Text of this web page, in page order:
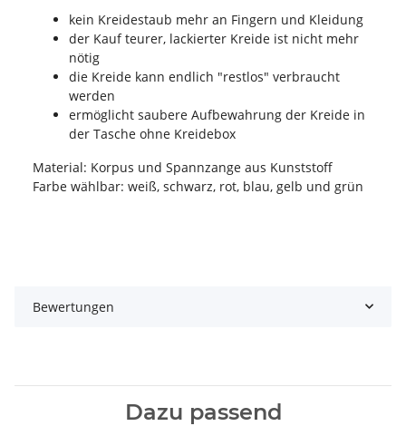
kein Kreidestaub mehr an Fingern und Kleidung
der Kauf teurer, lackierter Kreide ist nicht mehr
nötig
die Kreide kann endlich "restlos" verbraucht
werden
ermöglicht saubere Aufbewahrung der Kreide in
der Tasche ohne Kreidebox
Material: Korpus und Spannzange aus Kunststoff
Farbe wählbar: weiß, schwarz, rot, blau, gelb und grün
Bewertungen
Dazu passend